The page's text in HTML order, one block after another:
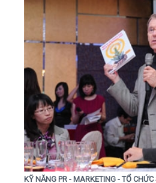
KỸ NĂNG PR - MARKETING - TỔ CHỨC